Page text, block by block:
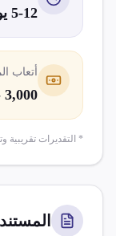
5-12 يوم عمل
أتعاب
3,000 - 12,000 جنيه
* التقديرات